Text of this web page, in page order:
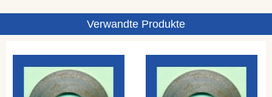
Verwandte Produkte